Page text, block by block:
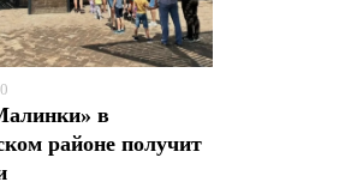
в
районе получит
информации*
информации*